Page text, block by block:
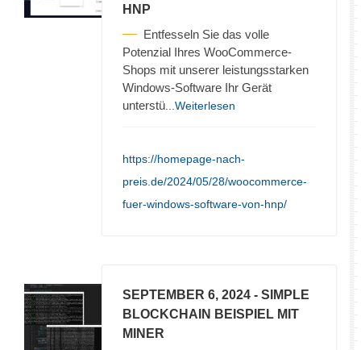
HNP
Entfesseln Sie das volle
Potenzial Ihres WooCommerce-
Shops mit unserer leistungsstarken
Windows-Software Ihr Gerät
unterstü ...Weiterlesen
https://homepage-nach-
preis.de/2024/05/28/woocommerce-
fuer-windows-software-von-hnp/
SEPTEMBER 6, 2024 - SIMPLE
BLOCKCHAIN BEISPIEL MIT
MINER